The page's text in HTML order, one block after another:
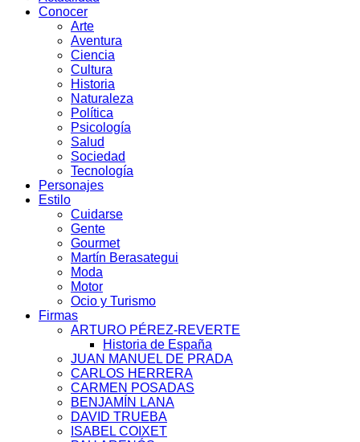
Conocer
Arte
Aventura
Ciencia
Cultura
Historia
Naturaleza
Política
Psicología
Salud
Sociedad
Tecnología
Personajes
Estilo
Cuidarse
Gente
Gourmet
Martín Berasategui
Moda
Motor
Ocio y Turismo
Firmas
ARTURO PÉREZ-REVERTE
Historia de España
JUAN MANUEL DE PRADA
CARLOS HERRERA
CARMEN POSADAS
BENJAMÍN LANA
DAVID TRUEBA
ISABEL COIXET